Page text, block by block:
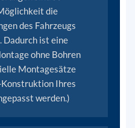
die
des Fahrzeugs
Dadurch ist eine
ohne Bohren
Montagesätze
Konstruktion Ihres
werden.)